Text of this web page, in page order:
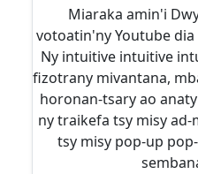
Miaraka amin'i
votoatin'ny Youtube
Ny intuitive intuitive
fizotrany mivantana,
horonan-tsary ao
ny traikefa tsy misy
tsy misy pop-up